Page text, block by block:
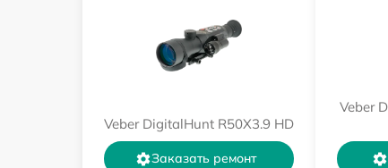
от 60 мин
Veber DigitalHunt R50X3.9 HD
Заказать ремонт
Veber